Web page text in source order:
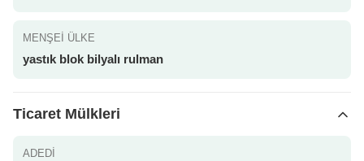
MENŞEI ÜLKE
yastık blok bilyalı rulman
Ticaret Mülkleri
ADEDI